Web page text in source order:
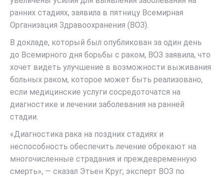
ранних стадиях, заявила в пятницу Всемирная
Организация Здравоохранения (ВОЗ).
В докладе, который был опубликован за один день
до Всемирного дня борьбы с раком, ВОЗ заявила, что
хочет видеть улучшение в возможности выживания
больных раком, которое может быть реализовано,
если медицинские услуги сосредоточатся на
диагностике и лечении заболевания на ранней
стадии.
«Диагностика рака на поздних стадиях и
неспособность обеспечить лечение обрекают на
многочисленные страдания и преждевременную
смерть», — сказал Этьен Круг, эксперт ВОЗ по